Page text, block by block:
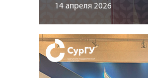
14 апреля 2026